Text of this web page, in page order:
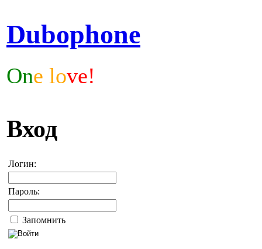
Dubophone
One love!
Вход
Логин:
Пароль:
Запомнить